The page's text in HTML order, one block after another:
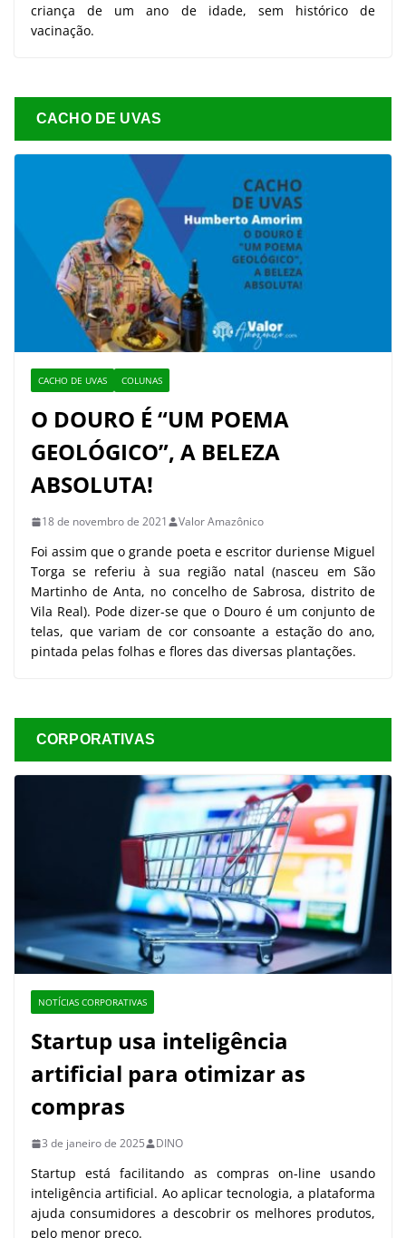
criança de um ano de idade, sem histórico de
vacinação.
CACHO DE UVAS
CACHO DE UVAS COLUNAS
O DOURO É “UM POEMA
GEOLÓGICO”, A BELEZA
ABSOLUTA!
18 de novembro de 2021 Valor Amazônico
Foi assim que o grande poeta e escritor duriense Miguel
Torga se referiu à sua região natal (nasceu em São
Martinho de Anta, no concelho de Sabrosa, distrito de
Vila Real). Pode dizer-se que o Douro é um conjunto de
telas, que variam de cor consoante a estação do ano,
pintada pelas folhas e flores das diversas plantações.
CORPORATIVAS
NOTÍCIAS CORPORATIVAS
Startup usa inteligência
artificial para otimizar as
compras
3 de janeiro de 2025 DINO
Startup está facilitando as compras on-line usando
inteligência artificial. Ao aplicar tecnologia, a plataforma
ajuda consumidores a descobrir os melhores produtos,
pelo menor preço.